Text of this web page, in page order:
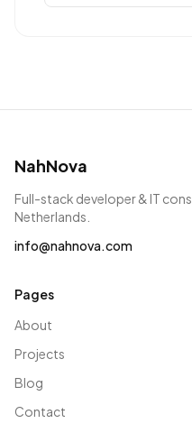
NahNova
Full-stack developer & IT
Netherlands.
info@nahnova.com
Pages
About
Projects
Blog
Contact